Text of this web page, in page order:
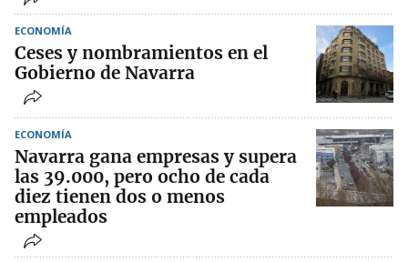
ECONOMÍA
Ceses y nombramientos en el
Gobierno de Navarra
ECONOMÍA
Navarra gana empresas y supera
las 39.000, pero ocho de cada
diez tienen dos o menos
empleados